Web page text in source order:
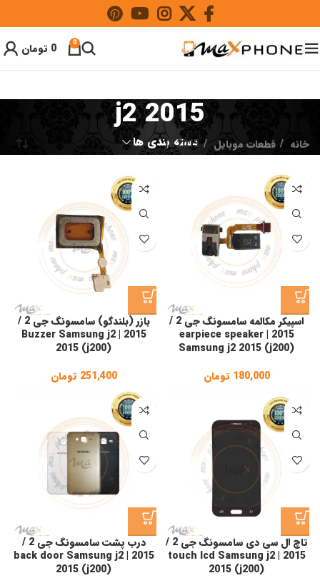
0
0 تومان
j2 2015
دسته بندی ها خانه قطعات موبایل j2 2015
اسپیکر مکالمه سامسونگ جی 2 /
2015 | earpiece speaker
Samsung j2 2015 (j200)
180,000 تومان
بازر (بلندگو) سامسونگ جی 2 /
2015 | Buzzer Samsung j2
2015 (j200)
251,400 تومان
تاچ ال سی دی سامسونگ جی 2 /
2015 | touch lcd Samsung j2
2015 (j200)
درب پشت سامسونگ جی 2 /
2015 | back door Samsung j2
2015 (j200)